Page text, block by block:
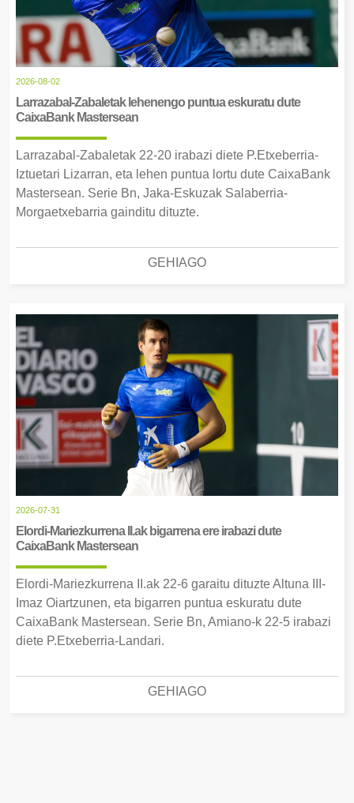
2026-08-02
Larrazabal-Zabaletak lehenengo puntua eskuratu dute
CaixaBank Mastersean
Larrazabal-Zabaletak 22-20 irabazi diete P.Etxeberria-
Iztuetari Lizarran, eta lehen puntua lortu dute CaixaBank
Mastersean. Serie Bn, Jaka-Eskuzak Salaberria-
Morgaetxebarria gainditu dituzte.
GEHIAGO
2026-07-31
Elordi-Mariezkurrena II.ak bigarrena ere irabazi dute
CaixaBank Mastersean
Elordi-Mariezkurrena II.ak 22-6 garaitu dituzte Altuna III-
Imaz Oiartzunen, eta bigarren puntua eskuratu dute
CaixaBank Mastersean. Serie Bn, Amiano-k 22-5 irabazi
diete P.Etxeberria-Landari.
GEHIAGO